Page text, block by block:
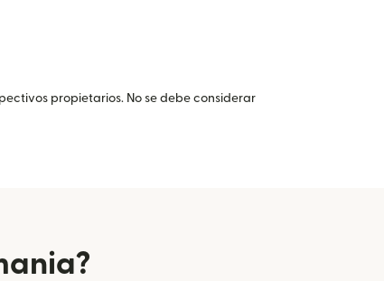
propietarios. No se debe considerar